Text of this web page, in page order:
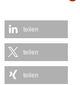
teilen
teilen
teilen